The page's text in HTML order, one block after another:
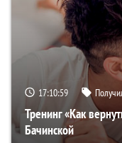
17:10:58
Тренинг «Как
Бачинской